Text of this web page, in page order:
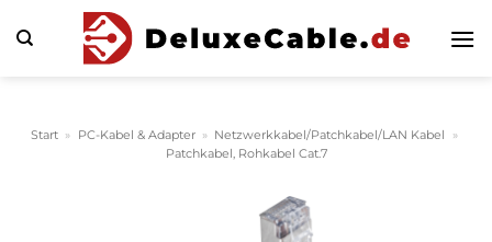
Inhalt
Start » PC-Kabel & Adapter » Netzwerkkabel/Patchkabel/LAN Kabel
»
Patchkabel, Rohkabel Cat.7